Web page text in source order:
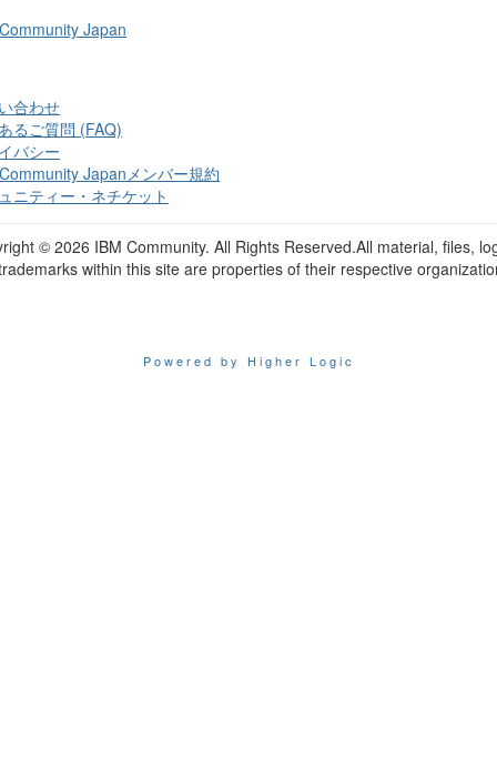
Japan
合わせ
るご質問 (FAQ)
バシー
Japanメンバー規約
ニティー・ネチケット
© 2026 IBM Community. All Rights Reserved.All material, files,
within this site are properties of their respective
Powered by Higher Logic